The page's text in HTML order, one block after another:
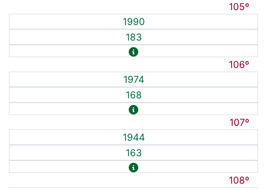
105º
1990
183
106º
1974
168
107º
1944
163
108º